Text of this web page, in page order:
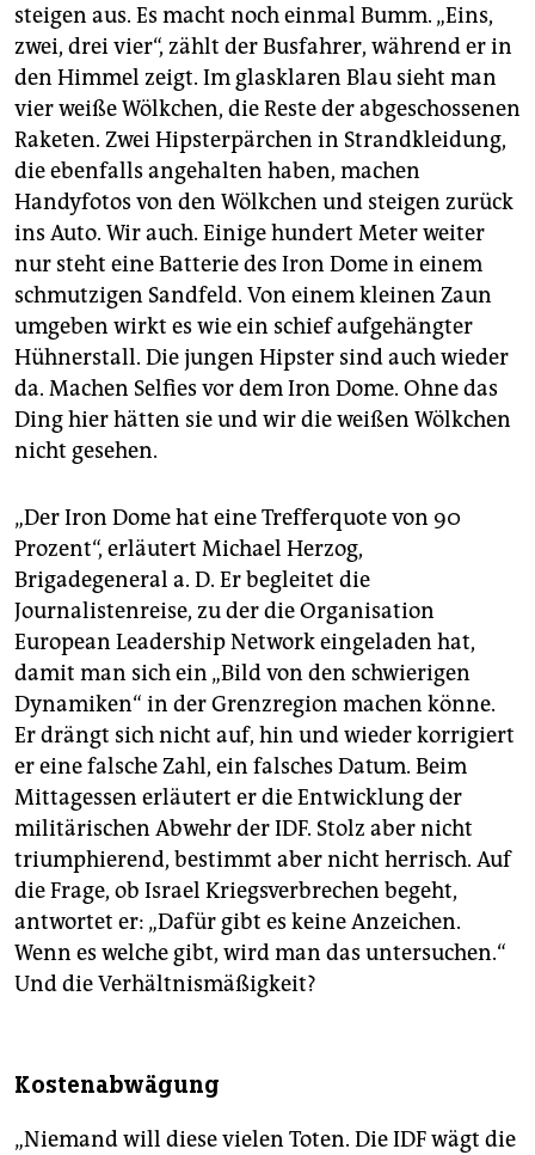
steigen aus. Es macht noch einmal Bumm. „Eins,
zwei, drei vier“, zählt der Busfahrer, während er in
den Himmel zeigt. Im glasklaren Blau sieht man
vier weiße Wölkchen, die Reste der abgeschossenen
Raketen. Zwei Hipsterpärchen in Strandkleidung,
die ebenfalls angehalten haben, machen
Handyfotos von den Wölkchen und steigen zurück
ins Auto. Wir auch. Einige hundert Meter weiter
nur steht eine Batterie des Iron Dome in einem
schmutzigen Sandfeld. Von einem kleinen Zaun
umgeben wirkt es wie ein schief aufgehängter
Hühnerstall. Die jungen Hipster sind auch wieder
da. Machen Selfies vor dem Iron Dome. Ohne das
Ding hier hätten sie und wir die weißen Wölkchen
nicht gesehen.
„Der Iron Dome hat eine Trefferquote von 90
Prozent“, erläutert Michael Herzog,
Brigadegeneral a. D. Er begleitet die
Journalistenreise, zu der die Organisation
European Leadership Network eingeladen hat,
damit man sich ein „Bild von den schwierigen
Dynamiken“ in der Grenzregion machen könne.
Er drängt sich nicht auf, hin und wieder korrigiert
er eine falsche Zahl, ein falsches Datum. Beim
Mittagessen erläutert er die Entwicklung der
militärischen Abwehr der IDF. Stolz aber nicht
triumphierend, bestimmt aber nicht herrisch. Auf
die Frage, ob Israel Kriegsverbrechen begeht,
antwortet er: „Dafür gibt es keine Anzeichen.
Wenn es welche gibt, wird man das untersuchen.“
Und die Verhältnismäßigkeit?
Kostenabwägung
„Niemand will diese vielen Toten. Die IDF wägt die